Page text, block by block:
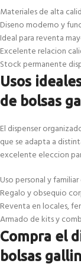
Materiales de alta
Diseno moderno y
Ideal para reventa
Excelente relacion
Stock permanente
Usos
de bolsas
El dispenser
que se adapta a
excelente eleccion
Uso personal y
Regalo y obsequio
Reventa en locales,
Armado de kits y
Compra el
bolsas